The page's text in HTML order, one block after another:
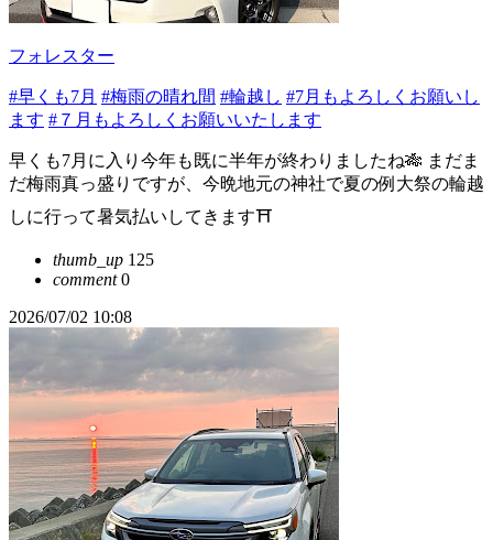
フォレスター
#早くも7月 #梅雨の晴れ間 #輪越し #7月もよろしくお願いし
ます #７月もよろしくお願いいたします
早くも7月に入り今年も既に半年が終わりましたね🎋 まだま
だ梅雨真っ盛りですが、今晩地元の神社で夏の例大祭の輪越
しに行って暑気払いしてきます⛩️
thumb_up 125
comment0
2026/07/02 10:08